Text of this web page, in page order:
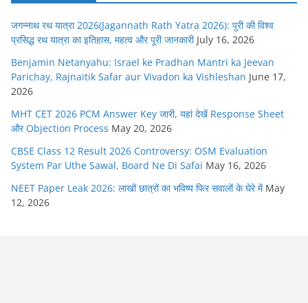
जगन्नाथ रथ यात्रा 2026(Jagannath Rath Yatra 2026): पुरी की विश्व
प्रसिद्ध रथ यात्रा का इतिहास, महत्व और पूरी जानकारी July 16, 2026
Benjamin Netanyahu: Israel ke Pradhan Mantri ka Jeevan
Parichay, Rajnaitik Safar aur Vivadon ka Vishleshan June 17,
2026
MHT CET 2026 PCM Answer Key जारी, यहां देखें Response Sheet
और Objection Process May 20, 2026
CBSE Class 12 Result 2026 Controversy: OSM Evaluation
System Par Uthe Sawal, Board Ne Di Safai May 16, 2026
NEET Paper Leak 2026: लाखों छात्रों का भविष्य फिर सवालों के घेरे में May
12, 2026